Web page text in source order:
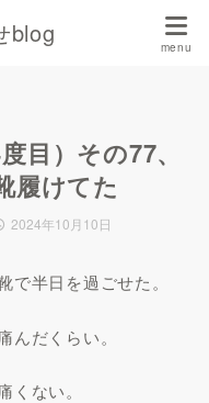
blog
目）その77、
履けてた
2024年10月10日
半日を過ごせた。
だくらい。
ない。